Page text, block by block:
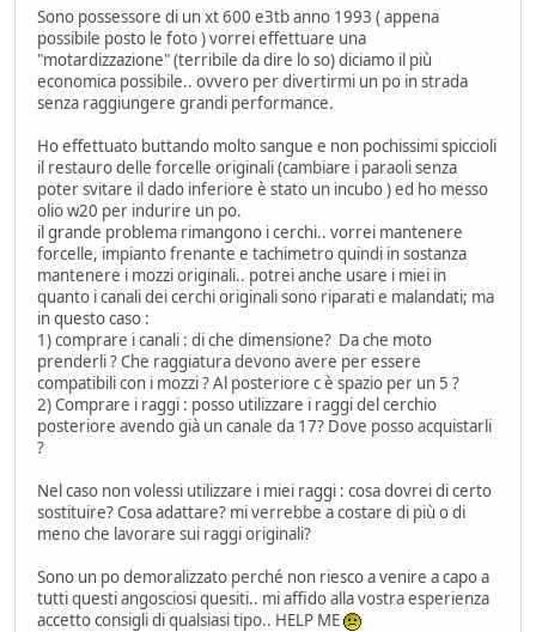
Sono possessore di un xt 600 e3tb anno 1993 ( appena
possibile posto le foto ) vorrei effettuare una
"motardizzazione" (terribile da dire lo so) diciamo il più
economica possibile.. ovvero per divertirmi un po in strada
senza raggiungere grandi performance.
Ho effettuato buttando molto sangue e non pochissimi spiccioli
il restauro delle forcelle originali (cambiare i paraoli senza
poter svitare il dado inferiore è stato un incubo ) ed ho messo
olio w20 per indurire un po.
il grande problema rimangono i cerchi.. vorrei mantenere
forcelle, impianto frenante e tachimetro quindi in sostanza
mantenere i mozzi originali.. potrei anche usare i miei in
quanto i canali dei cerchi originali sono riparati e malandati; ma
in questo caso :
1) comprare i canali : di che dimensione? Da che moto
prenderli ? Che raggiatura devono avere per essere
compatibili con i mozzi ? Al posteriore c è spazio per un 5 ?
2) Comprare i raggi : posso utilizzare i raggi del cerchio
posteriore avendo già un canale da 17? Dove posso acquistarli
?
Nel caso non volessi utilizzare i miei raggi : cosa dovrei di certo
sostituire? Cosa adattare? mi verrebbe a costare di più o di
meno che lavorare sui raggi originali?
Sono un po demoralizzato perché non riesco a venire a capo a
tutti questi angosciosi quesiti.. mi affido alla vostra esperienza
accetto consigli di qualsiasi tipo.. HELP ME